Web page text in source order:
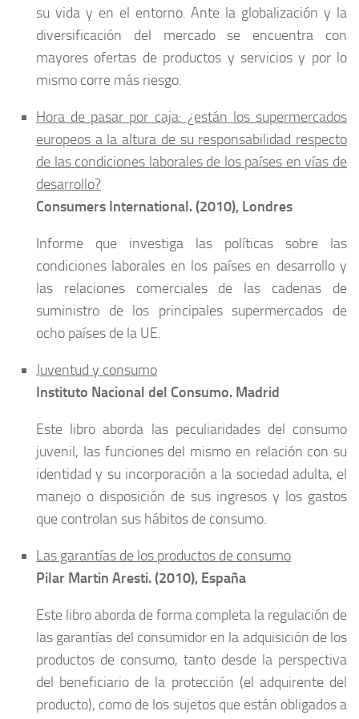
su vida y en el entorno. Ante la globalización y la
diversificación del mercado se encuentra con
mayores ofertas de productos y servicios y por lo
mismo corre más riesgo.
Hora de pasar por caja: ¿están los supermercados
europeos a la altura de su responsabilidad respecto
de las condiciones laborales de los países en vías de
desarrollo?
Consumers International. (2010), Londres
Informe que investiga las políticas sobre las
condiciones laborales en los países en desarrollo y
las relaciones comerciales de las cadenas de
suministro de los principales supermercados de
ocho países de la UE.
Juventud y consumo
Instituto Nacional del Consumo. Madrid
Este libro aborda las peculiaridades del consumo
juvenil, las funciones del mismo en relación con su
identidad y su incorporación a la sociedad adulta, el
manejo o disposición de sus ingresos y los gastos
que controlan sus hábitos de consumo.
Las garantías de los productos de consumo
Pilar Martin Aresti. (2010), España
Este libro aborda de forma completa la regulación de
las garantías del consumidor en la adquisición de los
productos de consumo, tanto desde la perspectiva
del beneficiario de la protección (el adquirente del
producto), como de los sujetos que están obligados a